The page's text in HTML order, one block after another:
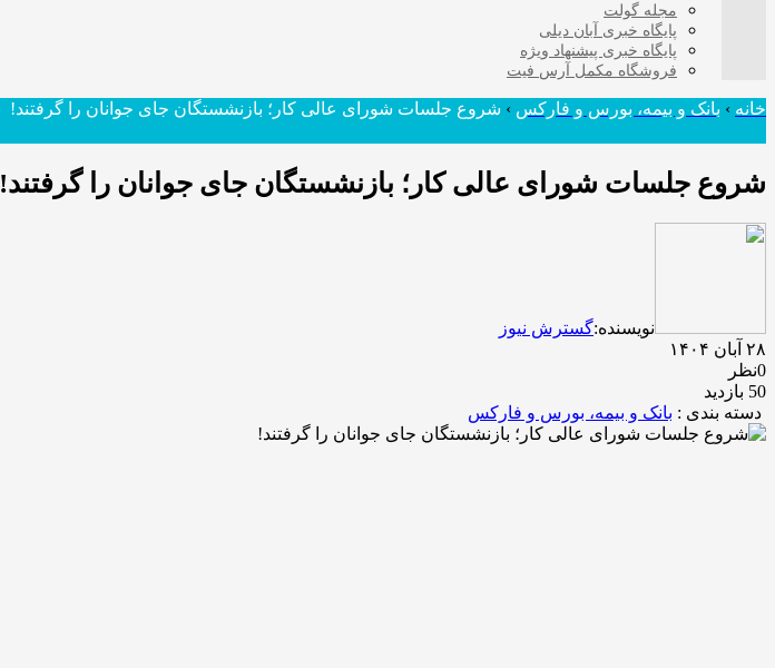
مجله گولت
پایگاه خبری آبان دیلی
پایگاه خبری پیشنهاد ویژه
فروشگاه مکمل آرس فیت
خانه › بانک و بیمه، بورس و فارکس › شروع جلسات شورای عالی کار؛ بازنشستگان جای جوانان را گرفتند!
شروع جلسات شورای عالی کار؛ بازنشستگان جای جوانان را گرفتند!
نویسنده:گسترش نیوز
۲۸ آبان ۱۴۰۴
0نظر
50 بازدید
دسته بندی : بانک و بیمه، بورس و فارکس